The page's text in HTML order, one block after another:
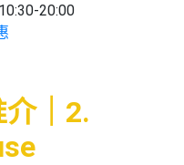
20:00
｜2.